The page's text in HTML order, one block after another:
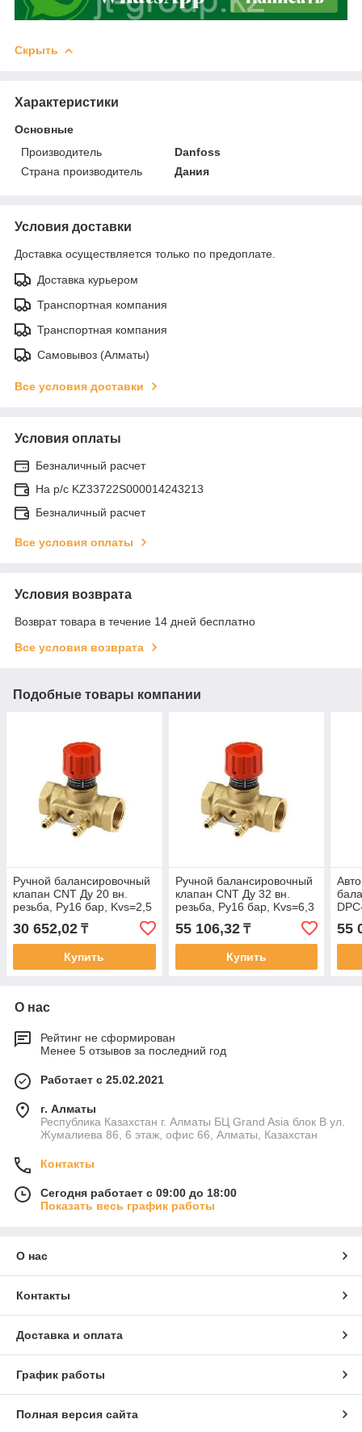
Скрыть
Характеристики
Основные
Производитель
Danfoss
Страна производитель
Дания
Условия доставки
Доставка осуществляется только по предоплате.
Доставка курьером
Транспортная компания
Транспортная компания
Самовывоз (Алматы)
Все условия доставки
Условия оплаты
Безналичный расчет
На р/c KZ33722S000014243213
Безналичный расчет
Все условия оплаты
Условия возврата
Возврат товара в течение 14 дней бесплатно
Все условия возврата
Подобные товары компании
Ручной балансировочный
клапан CNT Ду 20 вн.
резьба, Ру16 бар, Kvs=2,5
30 652,02 ₸
Купить
Ручной балансировочный
клапан CNT Ду 32 вн.
резьба, Ру16 бар, Kvs=6,3
55 106,32₸
Купить
бар
55
О нас
Рейтинг не сформирован
Менее 5 отзывов за последний год
Работает с 25.02.2021
г. Алматы
Республика Казахстан г. Алматы БЦ Grand Asia блок B ул.
Жумалиева 86, 6 этаж, офис 66, Алматы, Казахстан
Контакты
Сегодня работает с 09:00 до 18:00
Показать весь график работы
О нас
Контакты
Доставка и оплата
График работы
Полная версия сайта